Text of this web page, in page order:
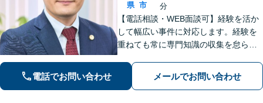
県 市
分
【電話相談・WEB面談可】経験を活か
して幅広い事件に対応します。経験を
重ねても常に専門知識の収集を怠ら
解決方法を一緒に探します。初回無料
相談もありますのでお気軽に、そして
電話でお問い合わせ メールでお問い合わせ